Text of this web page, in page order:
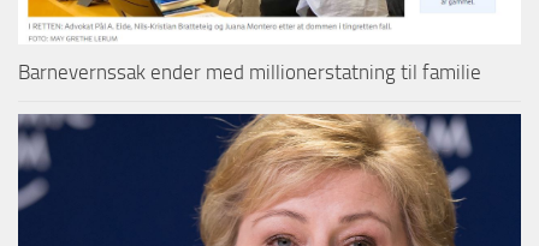
Barnevernssak ender med millionerstatning til familie